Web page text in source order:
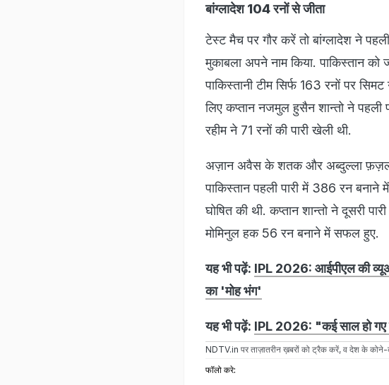
बांग्लादेश 104 रनों से जीता
टेस्ट मैच पर गौर करें तो बांग्लादेश ने
मुकाबला अपने नाम किया. पाकिस्तान
पाकिस्तानी टीम सिर्फ 163 रनों पर
लिए कप्तान नजमुल हुसैन शान्तो ने
रहीम ने 71 रनों की पारी खेली थी.
अज़ान अवैस के शतक और अब्दुल्ला फ़ज़ल,
पाकिस्तान पहली पारी में 386 रन
घोषित की थी. कप्तान शान्तो ने दूसरी
मोमिनुल हक 56 रन बनाने में सफल हुए.
यह भी पढ़ें: IPL 2026: आईपीएल की
का 'मोह भंग'
यह भी पढ़ें: IPL 2026: "कई साल हो गए
NDTV.in पर ताज़ातरीन ख़बरों को ट्रैक करें, व देश के
फॉलो करे: